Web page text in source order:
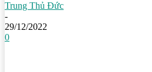
Trung Thủ Đức
-
29/12/2022
0